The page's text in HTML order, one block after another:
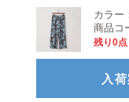
カラー
商品コ
残り0点
入